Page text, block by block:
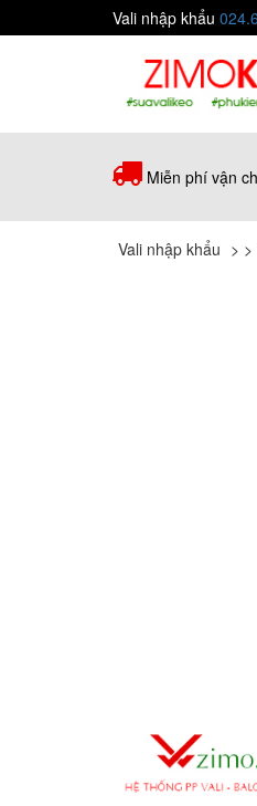
Vali nhập khẩu
Miễn phí vận
Vali nhập khẩu > >